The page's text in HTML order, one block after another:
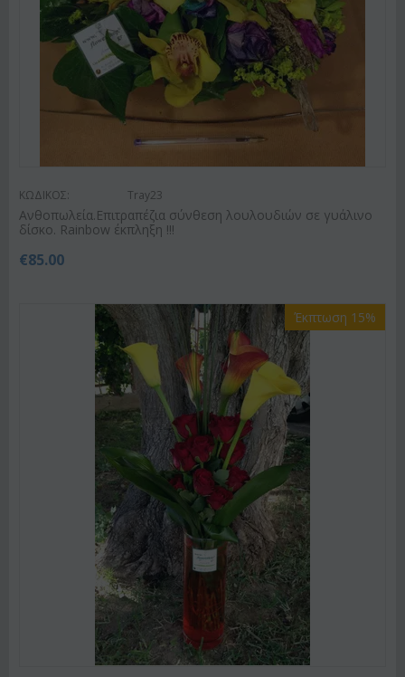
ΚΩΔΙΚΟΣ: Tray23
Ανθοπωλεία.Επιτραπέζια σύνθεση λουλουδιών σε γυάλινο
δίσκο. Rainbow έκπληξη !!!
€85.00
Έκπτωση 15%